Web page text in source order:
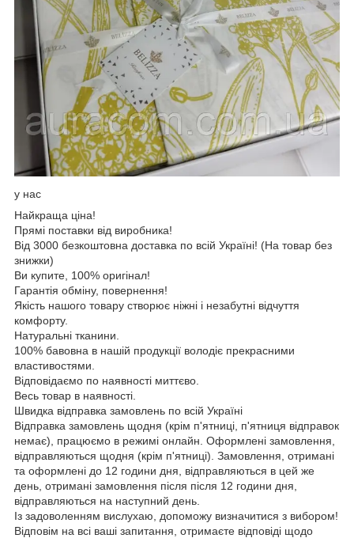
у нас
Найкраща ціна!
Прямі поставки від виробника!
Від 3000 безкоштовна доставка по всій Україні! (На товар без
знижки)
Ви купите, 100% оригінал!
Гарантія обміну, повернення!
Якість нашого товару створює ніжні і незабутні відчуття
комфорту.
Натуральні тканини.
100% бавовна в нашій продукції володіє прекрасними
властивостями.
Відповідаємо по наявності миттєво.
Весь товар в наявності.
Швидка відправка замовлень по всій Україні
Відправка замовлень щодня (крім п'ятниці, п'ятниця відправок
немає), працюємо в режимі онлайн. Оформлені замовлення,
відправляються щодня (крім п'ятниці). Замовлення, отримані
та оформлені до 12 години дня, відправляються в цей же
день, отримані замовлення після після 12 години дня,
відправляються на наступний день.
Із задоволенням вислухаю, допоможу визначитися з вибором!
Відповім на всі ваші запитання, отримаєте відповіді щодо